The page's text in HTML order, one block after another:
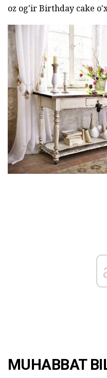
oz og'ir Birthday cake
MUHABBAT